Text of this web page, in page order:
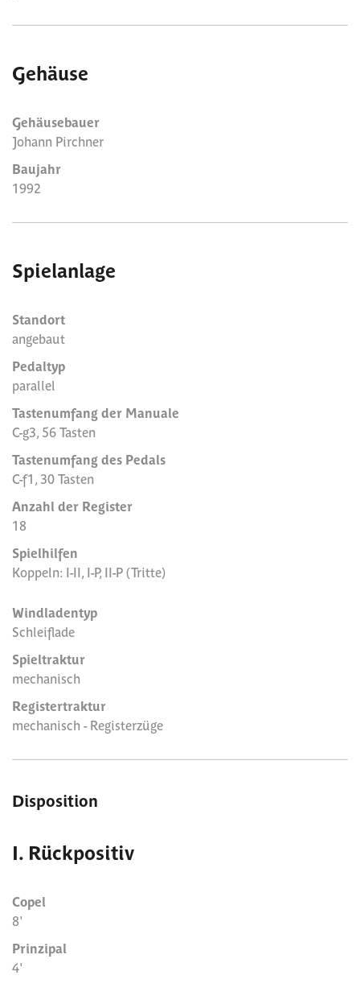
Gehäuse
Gehäusebauer
Johann Pirchner
Baujahr
1992
Spielanlage
Standort
angebaut
Pedaltyp
parallel
Tastenumfang der Manuale
C-g3, 56 Tasten
Tastenumfang des Pedals
C-f1, 30 Tasten
Anzahl der Register
18
Spielhilfen
Koppeln: I-II, I-P, II-P (Tritte)
Windladentyp
Schleiflade
Spieltraktur
mechanisch
Registertraktur
mechanisch - Registerzüge
Disposition
I. Rückpositiv
Copel
8'
Prinzipal
4'